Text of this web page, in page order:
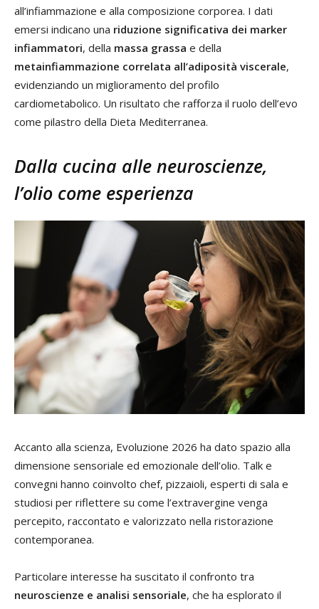
all’infiammazione e alla composizione corporea. I dati
emersi indicano una riduzione significativa dei marker
infiammatori, della massa grassa e della
metainfiammazione correlata all’adiposità viscerale,
evidenziando un miglioramento del profilo
cardiometabolico. Un risultato che rafforza il ruolo dell’evo
come pilastro della Dieta Mediterranea.
Dalla cucina alle neuroscienze,
l’olio come esperienza
Accanto alla scienza, Evoluzione 2026 ha dato spazio alla
dimensione sensoriale ed emozionale dell’olio. Talk e
convegni hanno coinvolto chef, pizzaioli, esperti di sala e
studiosi per riflettere su come l’extravergine venga
percepito, raccontato e valorizzato nella ristorazione
contemporanea.
Particolare interesse ha suscitato il confronto tra
neuroscienze e analisi sensoriale, che ha esplorato il